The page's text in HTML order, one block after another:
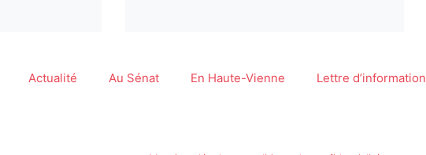
Actualité Au Sénat En Haute-Vienne Lettre d’information